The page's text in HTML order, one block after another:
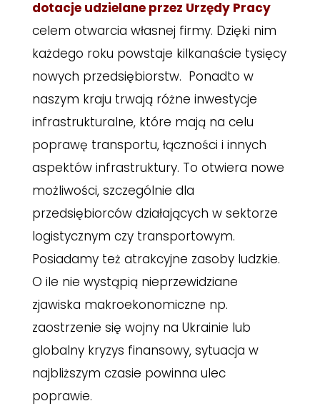
dotacje udzielane przez Urzędy Pracy
celem otwarcia własnej firmy. Dzięki nim
każdego roku powstaje kilkanaście tysięcy
nowych przedsiębiorstw. Ponadto w
naszym kraju trwają różne inwestycje
infrastrukturalne, które mają na celu
poprawę transportu, łączności i innych
aspektów infrastruktury. To otwiera nowe
możliwości, szczególnie dla
przedsiębiorców działających w sektorze
logistycznym czy transportowym.
Posiadamy też atrakcyjne zasoby ludzkie.
O ile nie wystąpią nieprzewidziane
zjawiska makroekonomiczne np.
zaostrzenie się wojny na Ukrainie lub
globalny kryzys finansowy, sytuacja w
najbliższym czasie powinna ulec
poprawie.